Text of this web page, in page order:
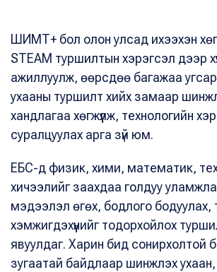
ШИМТ+ бол олон улсад ихээхэн
STEAM туршилтын хэрэгсэл дээр
ажиллуулж, өөрсдөө багажаа
ухааны туршилт хийх замаар
хандлагаа хөгжүүлж, технологийн
суралцуулах арга зүй юм.
ЕБС-д физик, хими, математик,
хичээлийг заахдаа голдуу
мэдээлэл өгөх, бодлого бодуулах,
хэмжигдэхүүнийг тодорхойлох
явуулдаг. Харин бид сонирхолтой
зугаатай байдлаар шинжлэх ухаан,